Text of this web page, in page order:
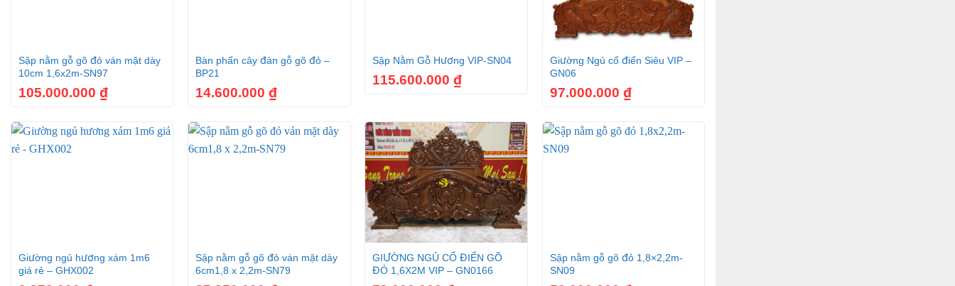
Sập nằm gỗ gõ đỏ ván mặt dày
10cm 1,6x2m-SN97
105.000.000 ₫
Bàn phấn cây đàn gỗ gõ đỏ –
BP21
14.600.000₫
Sập Nằm Gỗ Hương VIP-SN04
115.600.000₫
+
Giường Ngủ cổ điển Siêu VIP –
GN06
97.000.000 ₫
Giường ngủ hương xám 1m6
giá rẻ – GHX002
Sập nằm gỗ gõ đỏ ván mặt dày
6cm1,8 x 2,2m-SN79
+
GIƯỜNG NGỦ CỔ ĐIỂN GÕ
ĐỎ 1,6X2M VIP – GN0166
Sập nằm gỗ gõ đỏ 1,8×2,2m-
SN09